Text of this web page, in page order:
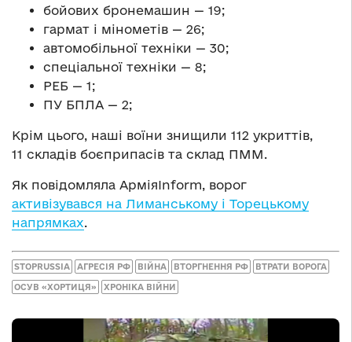
бойових бронемашин — 19;
гармат і мінометів — 26;
автомобільної техніки — 30;
спеціальної техніки — 8;
РЕБ — 1;
ПУ БПЛА — 2;
Крім цього, наші воїни знищили 112 укриттів,
11 складів боєприпасів та склад ПММ.
Як повідомляла АрміяInform, ворог
активізувався на Лиманському і Торецькому
напрямках.
STOPRUSSIA АГРЕСІЯ РФ ВІЙНА ВТОРГНЕННЯ РФ ВТРАТИ ВОРОГА
ОСУВ «ХОРТИЦЯ» ХРОНІКА ВІЙНИ